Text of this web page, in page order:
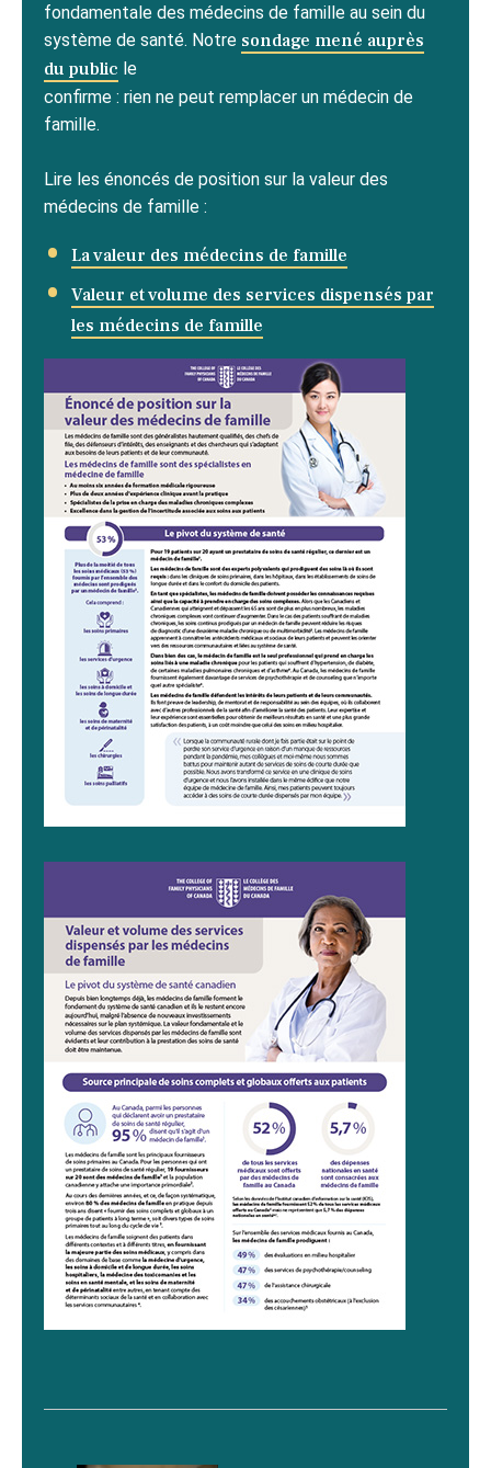
fondamentale des médecins de famille au sein du
système de santé. Notre sondage mené auprès
du public le
confirme : rien ne peut remplacer un médecin de
famille.
Lire les énoncés de position sur la valeur des
médecins de famille :
La valeur des médecins de famille
Valeur et volume des services dispensés par
les médecins de famille